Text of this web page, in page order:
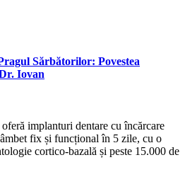
Sărbătorilor: Povestea
Iovan
implanturi dentare cu încărcare
fix și funcțional în 5 zile, cu o
cortico-bazală și peste 15.000 de